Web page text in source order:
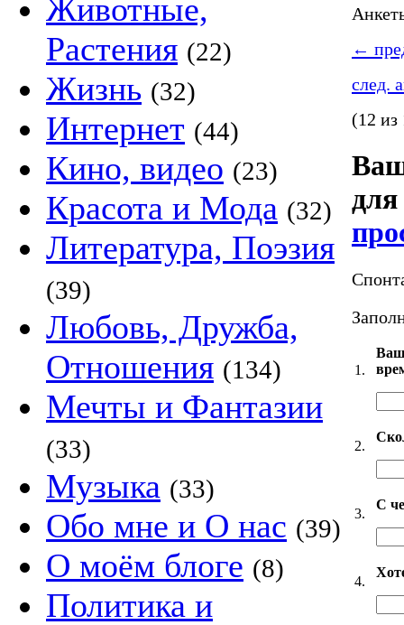
Животные,
Растения (22)
Жизнь (32)
Интернет (44)
Кино, видео (23)
Красота и Мода (32)
Литература, Поэзия
(39)
Любовь, Дружба,
Отношения (134)
Мечты и Фантазии
(33)
Музыка (33)
Обо мне и О нас (39)
О моём блоге (8)
Политика и
←
след.
(12 из
1.
2.
3.
С
4.